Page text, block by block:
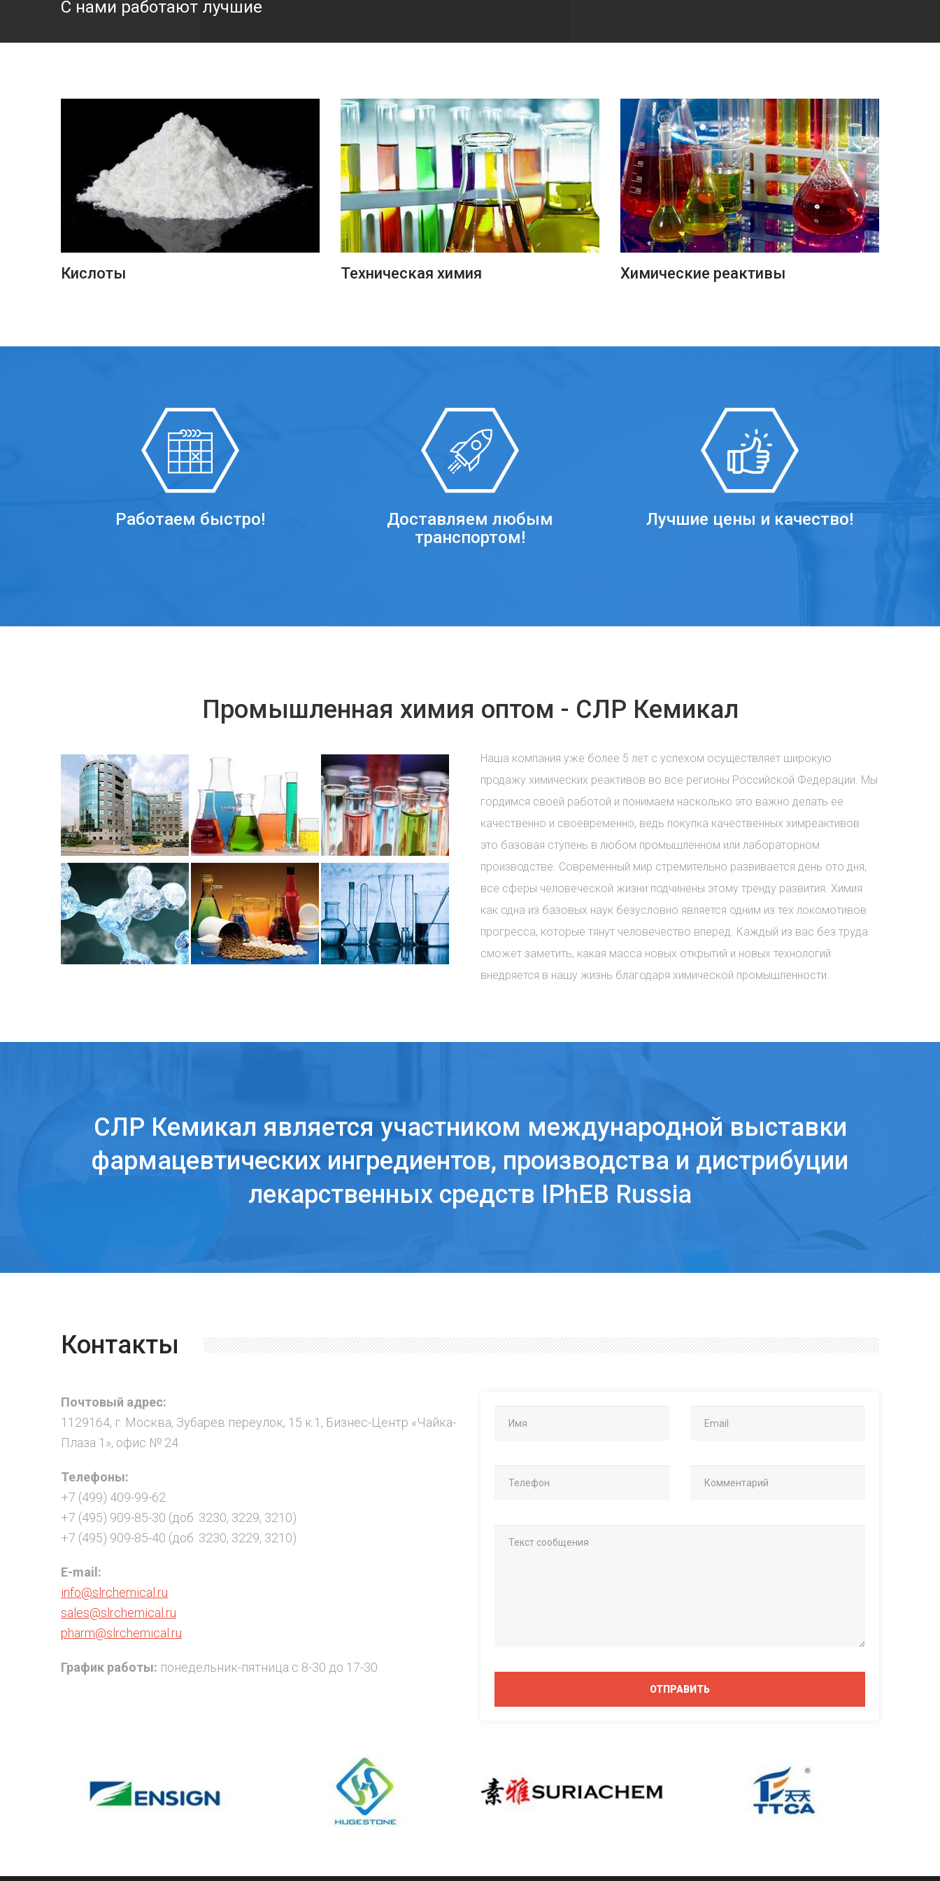
С нами работают лучшие
ПОДРОБНЕЕ
Кислоты
ПОДРОБНЕЕ
Техническая химия
ПОДРОБНЕЕ
Химические реактивы
Работаем быстро!
Доставляем любым
транспортом!
Лучшие цены и качество!
Промышленная химия оптом - СЛР Кемикал
Наша компания уже более 5 лет с успехом осуществляет широкую
продажу химических реактивов во все регионы Российской Федерации. Мы
гордимся своей работой и понимаем насколько это важно делать ее
качественно и своевременно, ведь покупка качественных химреактивов
это базовая ступень в любом промышленном или лабораторном
производстве. Современный мир стремительно развивается день ото дня,
все сферы человеческой жизни подчинены этому тренду развития. Химия
как одна из базовых наук безусловно является одним из тех локомотивов
прогресса, которые тянут человечество вперед. Каждый из вас без труда
сможет заметить, какая масса новых открытий и новых технологий
внедряется в нашу жизнь благодаря химической промышленности.
СЛР Кемикал является участником международной выставки
фармацевтических ингредиентов, производства и дистрибуции
лекарственных средств IPhEB Russia
Контакты
Почтовый адрес:
1129164, г. Москва, Зубарев переулок, 15 к.1, Бизнес-Центр «Чайка-
Плаза 1», офис № 24
Телефоны:
+7 (499) 409-99-62
+7 (495) 909-85-30 (доб. 3230, 3229, 3210)
+7 (495) 909-85-40 (доб. 3230, 3229, 3210)
E-mail:
info@slrchemical.ru
sales@slrchemical.ru
pharm@slrchemical.ru
График работы: понедельник-пятница с 8-30 до 17-30
ОТПРАВИТЬ